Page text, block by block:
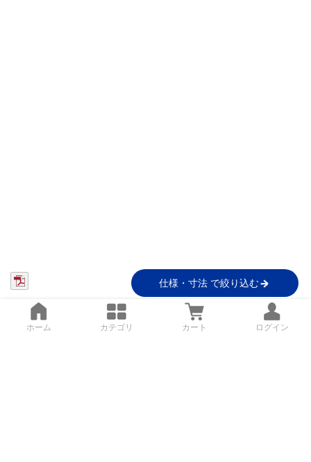
仕様・寸法 で絞り込む
ホーム カテゴリ カート ログイン